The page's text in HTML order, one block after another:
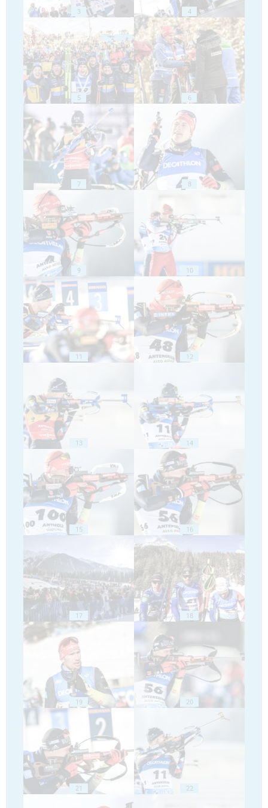
3 4
5 6
7 8
9 10
11 12
13 14
15 16
17 18
19 20
21 22